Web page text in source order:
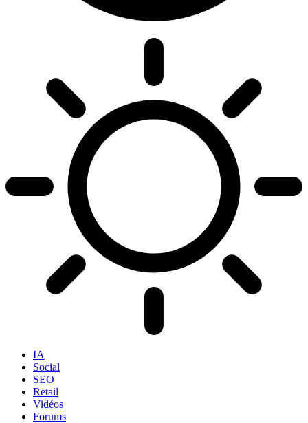
IA
Social
SEO
Retail
Vidéos
Forums